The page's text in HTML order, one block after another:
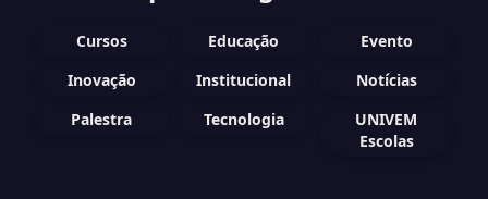
Cursos Educação
Evento
Inovação
Institucional
Notícias
Palestra
Tecnologia
UNIVEM
Escolas